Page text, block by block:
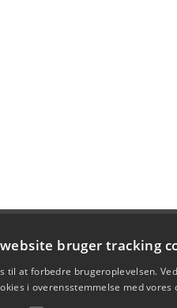
bruger tracking
til at forbedre brugeroplevelsen.
i overensstemmelse med vores